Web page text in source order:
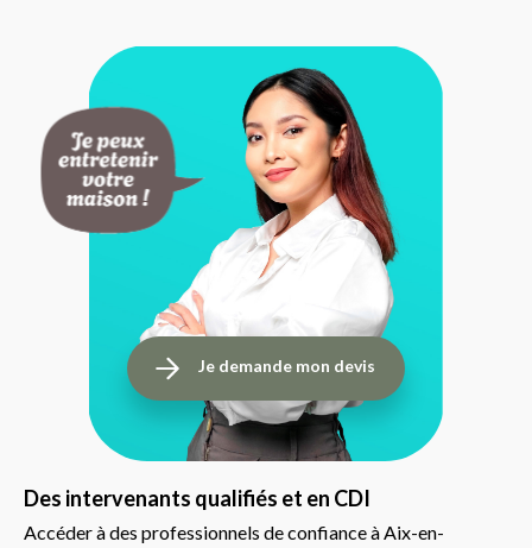
Je demande mon devis
Des intervenants qualifiés et en CDI
Accéder à des professionnels de confiance à Aix-en-